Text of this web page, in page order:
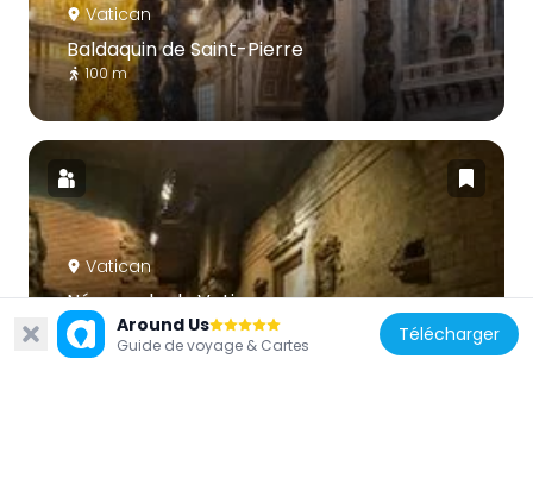
Vatican
Baldaquin de Saint-Pierre
100 m
Vatican
Nécropole du Vatican
93 mAround Us
Guide de voyage & Cartes Télécharger